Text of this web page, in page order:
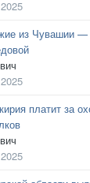
из Чувашии —
платит за